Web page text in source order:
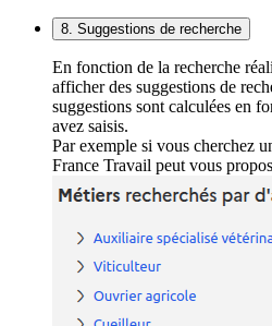
8. Suggestions de recherche
En fonction de la recherche
afficher des suggestions de
suggestions sont calculées en
avez saisis.
Par exemple si vous cherchez
France Travail peut vous